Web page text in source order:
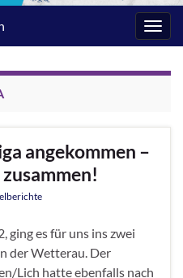
angekommen –
ging es für uns ins zwei
der Wetterau. Der
Lich hatte ebenfalls nach